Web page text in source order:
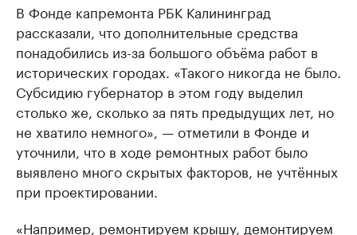
В Фонде капремонта РБК Калининград
рассказали, что дополнительные средства
понадобились из-за большого объёма работ в
исторических городах. «Такого никогда не было.
Субсидию губернатор в этом году выделил
столько же, сколько за пять предыдущих лет, но
не хватило немного», — отметили в Фонде и
уточнили, что в ходе ремонтных работ было
выявлено много скрытых факторов, не учтённых
при проектировании.
«Например, ремонтируем крышу, демонтируем